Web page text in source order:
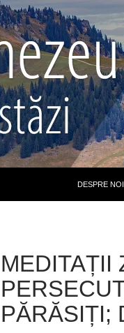
DESPRE NOI
MEDITAȚII
PĂRĂSIȚI;